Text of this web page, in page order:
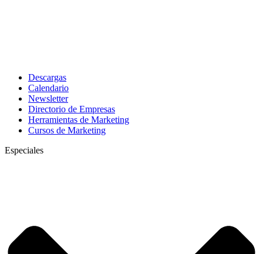
Descargas
Calendario
Newsletter
Directorio de Empresas
Herramientas de Marketing
Cursos de Marketing
Especiales